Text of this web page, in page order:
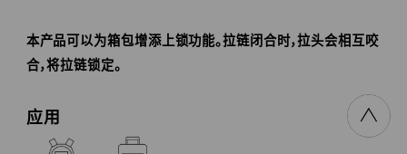
本产品可以为箱包增添上锁功能。拉链闭合时，拉头会相互咬
合，将拉链锁定。
应用